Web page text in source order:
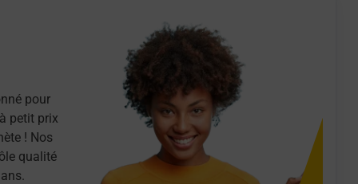
pour
petit prix
! Nos
qualité